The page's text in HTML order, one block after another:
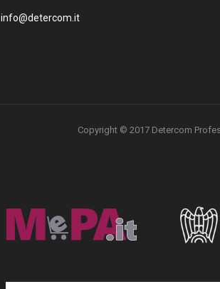
info@detercom.it
Copyright © 2017 Detercom